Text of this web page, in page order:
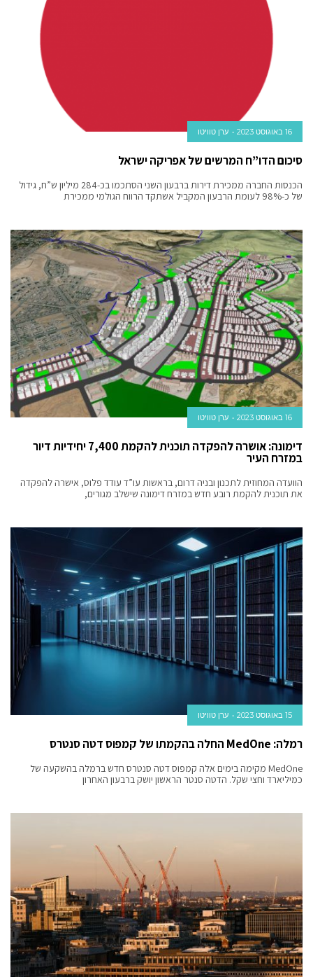
16 באוגוסט 2023 ערן טוויטו
סיכום הדו”ח המרשים של אפריקה ישראל
הכנסות החברה ממכירת דירות ברבעון השני הסתכמו בכ-284 מיליון ש”ח, גידול
של כ-98% לעומת הרבעון המקביל אשתקד הרווח הגולמי ממכירת
16 באוגוסט 2023 ערן טוויטו
דימונה: אושרה להפקדה תוכנית להקמת 7,400 יחידיות דיור
במזרח העיר
הוועדה המחוזית לתכנון ובניה דרום, בראשות עו”ד עודד פלוס, אישרה להפקדה
את תוכנית להקמת רובע חדש במזרח דימונה שישלב מגורים,
15 באוגוסט 2023 ערן טוויטו
רמלה: MedOne החלה בהקמתו של קמפוס דטה סנטרס
MedOne מקימה בימים אלה קמפוס דטה סנטרס חדש ברמלה בהשקעה של
כמיליארד וחצי שקל. הדטה סנטר הראשון יושק ברבעון האחרון